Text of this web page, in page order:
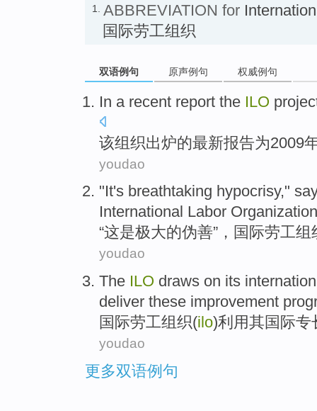
1. ABBREVIATION for
国际劳工组织
双语例句 原声例句 权威例句
In a recent report the ILO
该组织出炉的最新报告为2009
youdao
"It's breathtaking hypocrisy,"
International Labor Organization
“这是极大的伪善”， 国际劳工组
youdao
The ILO draws on its
deliver these improvement
国际劳工组织(ilo)利用其国际专
youdao
更多双语例句